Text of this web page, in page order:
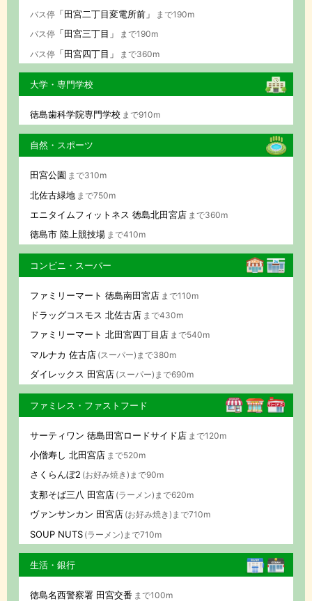
バス停「田宮二丁目変電所前」
まで190m
バス停「田宮三丁目」
まで190m
バス停「田宮四丁目」 まで360m
大学・専門学校
徳島歯科学院専門学校 まで910m
自然・スポーツ
田宮公園 まで310m
北佐古緑地 まで750m
エニタイムフィットネス 徳島北田宮店 まで360m
徳島市 陸上競技場 まで410m
コンビニ・スーパー
ファミリーマート 徳島南田宮店 まで110m
ドラッグコスモス 北佐古店 まで430m
ファミリーマート 北田宮四丁目店 まで540m
マルナカ 佐古店 (スーパー)まで380m
ダイレックス 田宮店 (スーパー)まで690m
ファミレス・ファストフード
サーティワン 徳島田宮ロードサイド店 まで120m
小僧寿し 北田宮店 まで520m
さくらんぼ2 (お好み焼き)まで90m
支那そば三八 田宮店 (ラーメン)まで620m
ヴァンサンカン 田宮店 (お好み焼き)まで710m
SOUP NUTS (ラーメン)まで710m
生活・銀行
徳島名西警察署 田宮交番 まで100m